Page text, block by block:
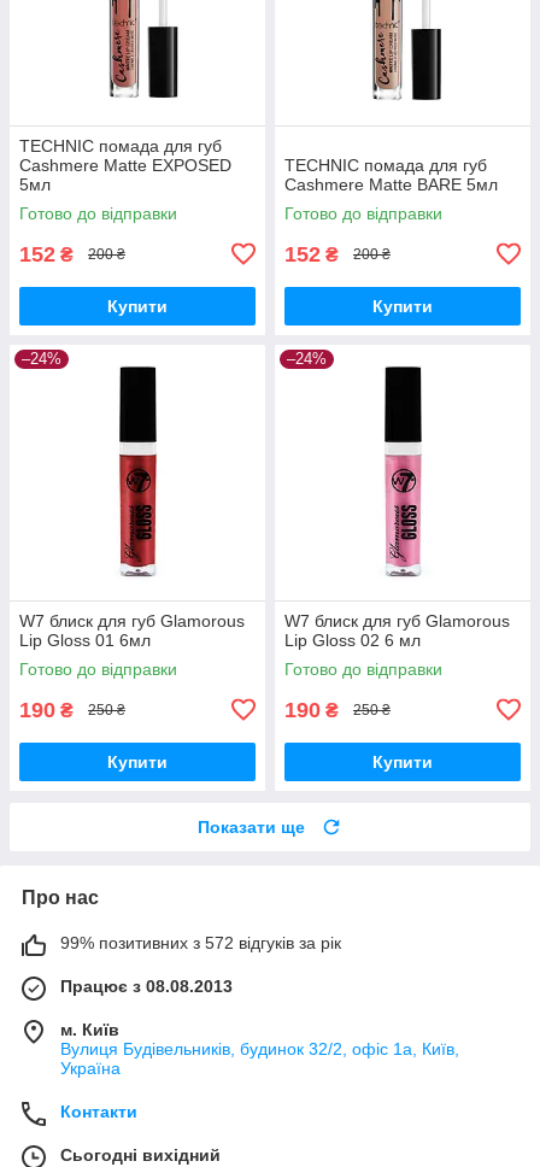
TECHNIC помада для губ
Cashmere Matte EXPOSED
5мл
Готово до відправки
152 ₴ 200 ₴
Купити
TECHNIC помада для губ
Cashmere Matte BARE 5мл
Готово до відправки
152 ₴ 200 ₴
Купити
–24%
W7 блиск для губ Glamorous
Lip Gloss 01 6мл
Готово до відправки
190 ₴ 250 ₴
Купити
–24%
W7 блиск для губ Glamorous
Lip Gloss 02 6 мл
Готово до відправки
190 ₴ 250 ₴
Купити
Показати ще
Про нас
99% позитивних з 572 відгуків за рік
Працює з 08.08.2013
м. Київ
Вулиця Будівельників, будинок 32/2, офіс 1а, Київ,
Україна
Контакти
Сьогодні вихідний